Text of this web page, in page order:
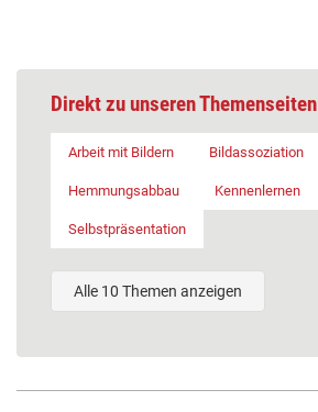
Direkt zu unseren Themenseiten
Arbeit mit Bildern Bildassoziation
Hemmungsabbau Kennenlernen
Selbstpräsentation
Alle 10 Themen anzeigen